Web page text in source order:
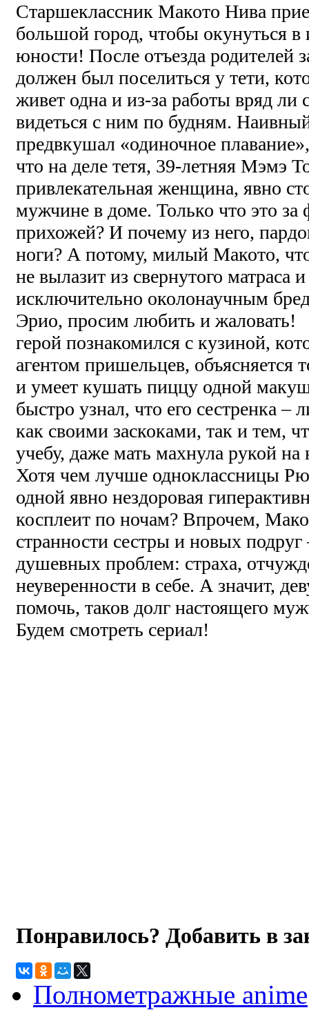
Старшеклассник Макото Нива
большой город, чтобы окунуться
юности! После отъезда родителей
должен был поселиться у тети,
живет одна и из-за работы вряд ли
видеться с ним по будням.
предвкушал «одиночное
что на деле тетя, 39-летняя Мэмэ
привлекательная женщина, явно
мужчине в доме. Только что это за
прихожей? И почему из него,
ноги? А потому, милый Макото,
не вылазит из свернутого матраса
исключительно околонаучным
Эрио, просим любить и
герой познакомился с кузиной,
агентом пришельцев, объясняется
и умеет кушать пиццу одной
быстро узнал, что его сестренка –
как своими заскоками, так и тем,
учебу, даже мать махнула рукой на
Хотя чем лучше одноклассницы
одной явно нездоровая
косплеит по ночам? Впрочем,
странности сестры и новых
душевных проблем: страха,
неуверенности в себе. А значит,
помочь, таков долг настоящего
Будем смотреть сериал!
Понравилось? Добавить в
Полнометражные anime